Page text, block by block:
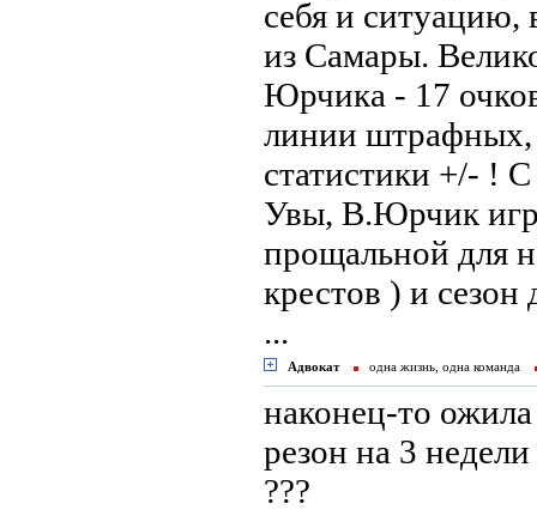
себя и ситуацию,
из Самары.
Юрчика - 17
линии штрафных,
статистики +/- !
Увы, В.Юрчик
прощальной для
крестов ) и сезон
...
Адвокат одна жизнь, одна команда
наконец-то
резон на 3
???